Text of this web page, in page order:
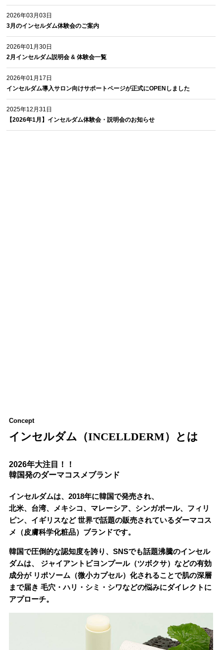
2026年03月03日
3月のインセルダム体験会のご案内
2026年01月30日
2月インセルダム説明会 & 体験会一覧
2026年01月17日
インセルダム導入サロン向けサポートページが正式にOPENしました
2025年12月31日
【2026年1月】インセルダム体験会・説明会のお知らせ
Concept
インセルダム（INCELLDERM）とは
2026年大注目！！
韓国発のダーマコスメブランド
インセルダムは、2018年に韓国で発売され、
北米、台湾、メキシコ、マレーシア、シンガポール、フィリ
ピン、イギリスなど世界で話題の販売されているダーマコス
メ（皮膚科学化粧品）ブランドです。
韓国で圧倒的な認知度を誇り、SNSでも話題沸騰のインセル
ダムは、
ジャイアントビヨンプール（ツボクサ）などの有効
成分がリポソーム（微小カプセル）化されることで肌の深層
まで届き 毛穴・ハリ・シミ・シワなどの悩みにダイレクトに
アプローチ。